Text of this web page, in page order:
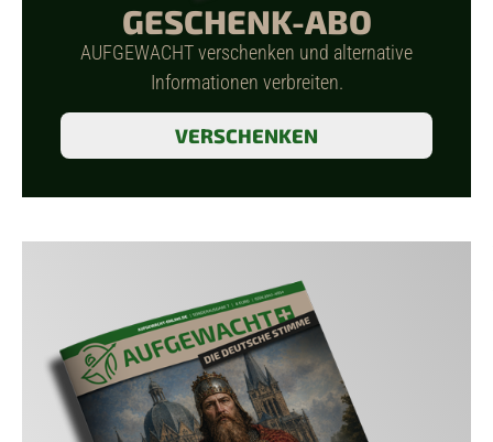
GESCHENK-ABO
AUFGEWACHT verschenken und alternative
Informationen verbreiten.
VERSCHENKEN